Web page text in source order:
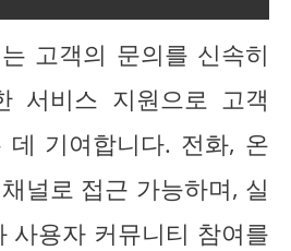
고객의 문의를 신속히
서비스 지원으로 고객
데 기여합니다. 전화, 온
널로 접근 가능하며, 실
사용자 커뮤니티 참여를